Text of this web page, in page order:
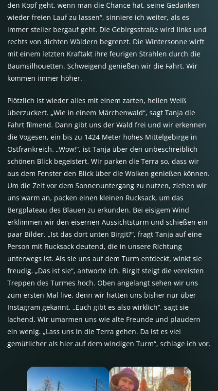
den Kopf geht, wenn man die Chance hat, seine Gedanken
wieder freien Lauf zu lassen“, sinniere ich weiter, als es
immer steiler bergauf geht. Die Gebirgsstraße wird links und
rechts von dichten Wäldern begrenzt. Die Wintersonne wirft
mit einem letzten Kraftakt ihre feurigen Strahlen durch die
Baumsilhouetten. Schweigend genießen wir die Fahrt. Wir
kommen immer höher.
Plötzlich ist wieder alles mit einem zarten, hellen Weiß
überzuckert. „Wie in einem Märchenwald“, sagt Tanja die
Fahrt filmend. Dann gibt uns der Wald frei und wir erkennen
die Vogesen, ein bis zu 1424 Meter hohes Mittelgebirge in
Ostfrankreich. „Wow!“, ist Tanja über den unbeschreiblich
schönen Blick begeistert. Wir parken die Terra so, dass wir
aus dem Fenster den Blick über die Wolken genießen können.
Um die Zeit vor dem Sonnenuntergang zu nutzen, ziehen wir
uns warm an, packen einen kleinen Rucksack, um das
Bergplateau des Blauen zu erkunden. Bei eisigem Wind
erklimmen wir den eisernen Aussichtsturm und schießen ein
paar Bilder. „Ist das dort unten Birgit?“, fragt Tanja auf eine
Person mit Rucksack deutend, die in unsere Richtung
unterwegs ist. Als sie uns auf dem Turm entdeckt, winkt sie
freudig. „Das ist sie“, antworte ich. Birgit steigt die vereisten
Treppen des Turmes hoch. Oben angelangt sehen wir uns
zum ersten Mal live, denn wir hatten uns bisher nur über
Instagram gekannt. „Euch gibt es also wirklich“, sagt sie
lachend. Wir umarmen uns wie alte Freunde und plaudern
ein wenig. „Lass uns in die Terra gehen. Da ist es viel
gemütlicher als hier auf dem windigen Turm“, schlage ich vor.